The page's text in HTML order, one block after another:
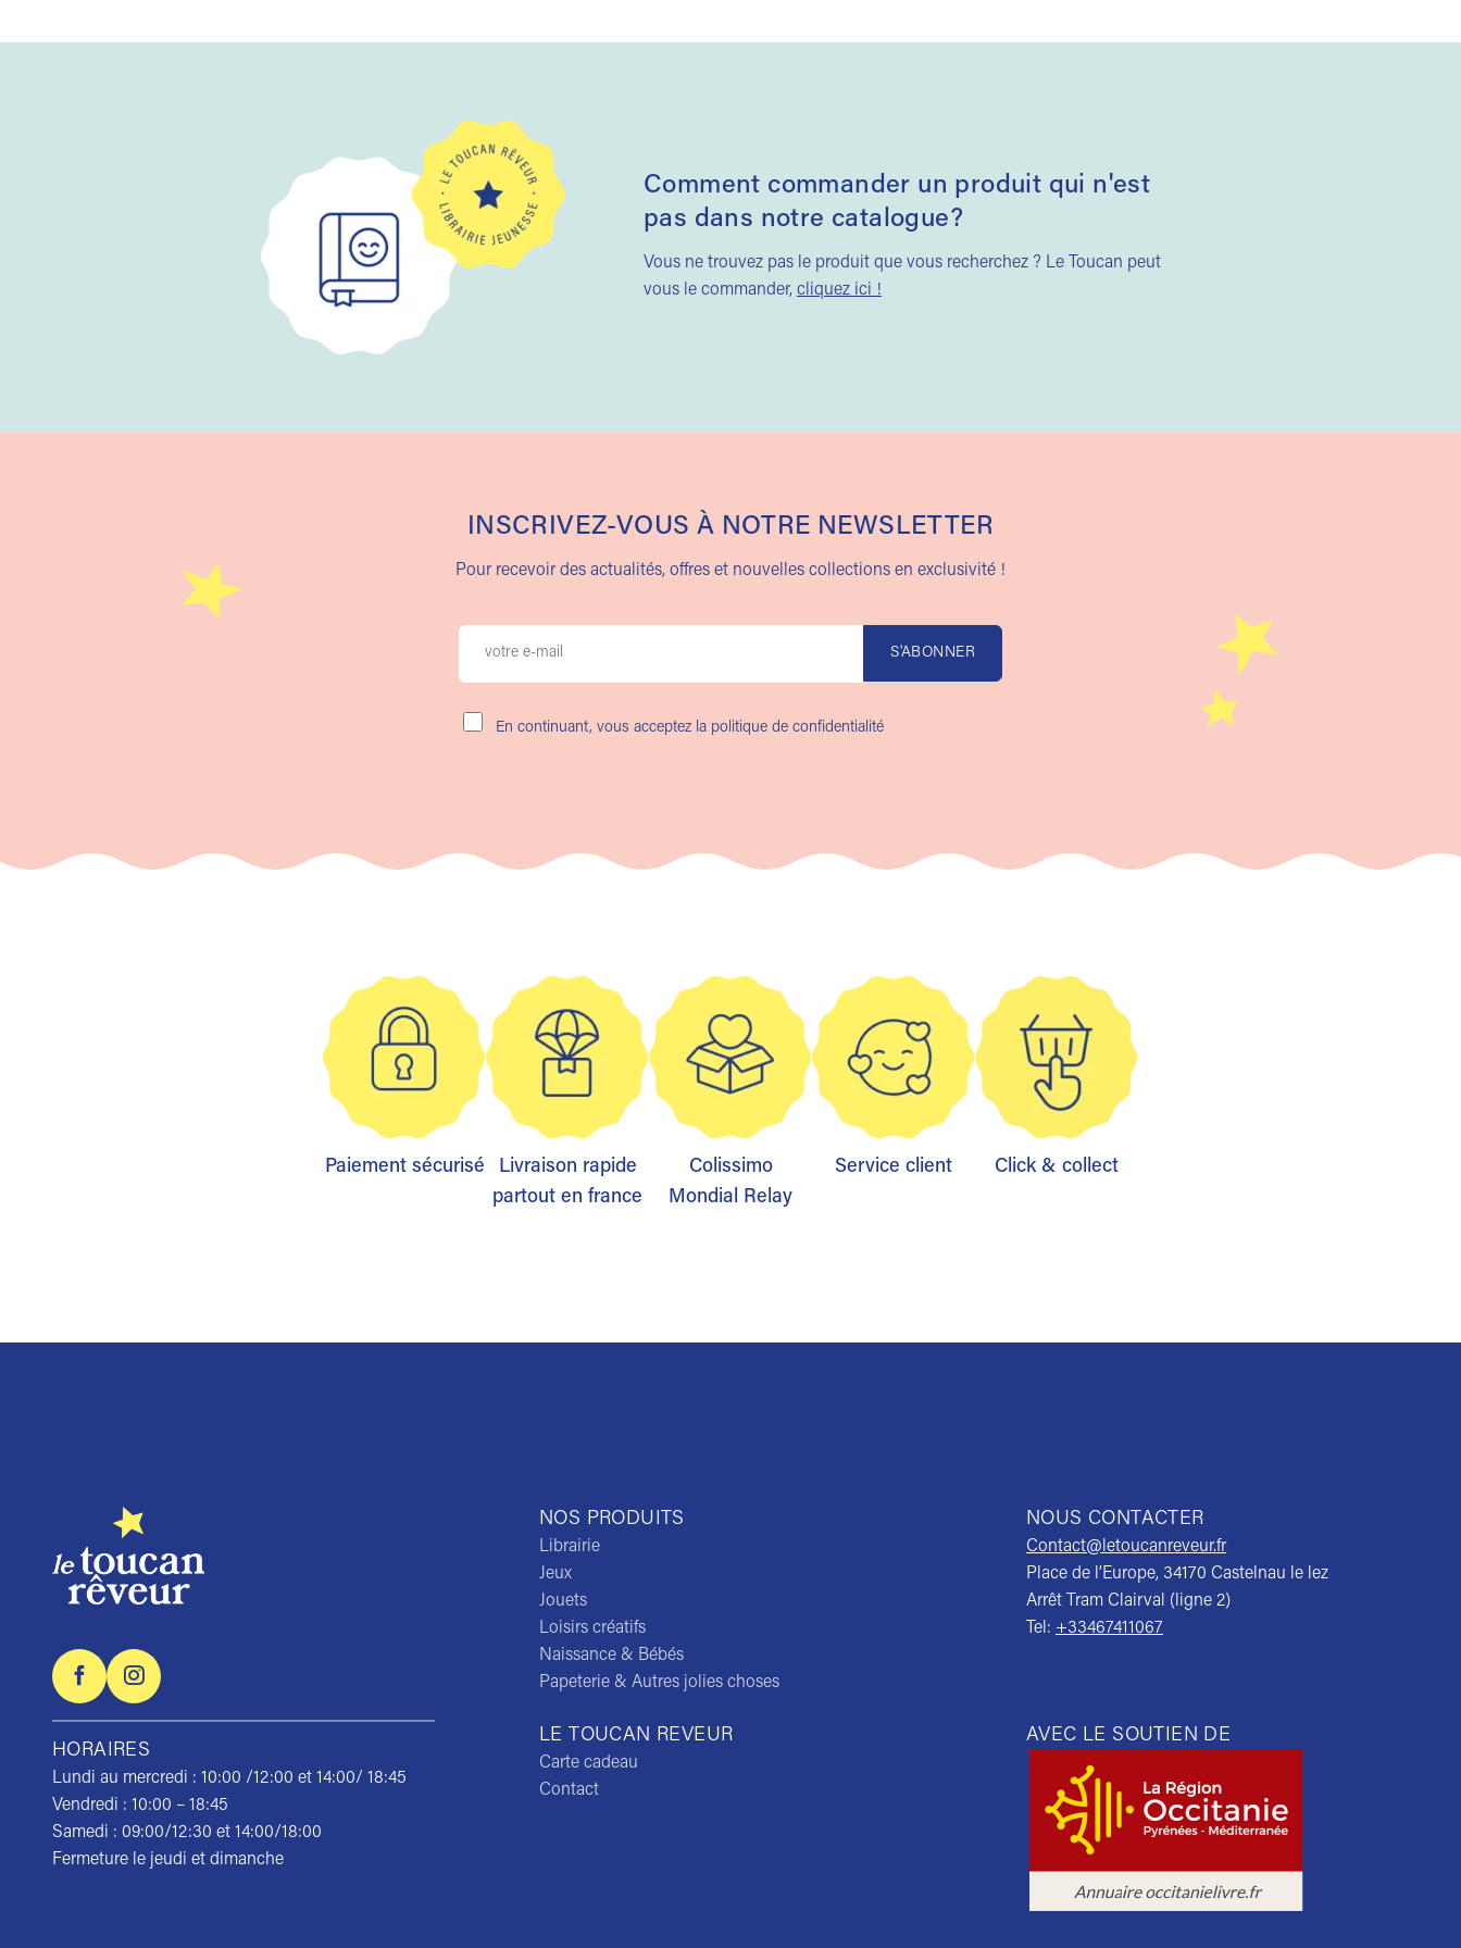
Comment commander un produit qui n'est
pas dans notre catalogue?
Vous ne trouvez pas le produit que vous recherchez ? Le Toucan peut
vous le commander, cliquez ici !
INSCRIVEZ-VOUS À NOTRE NEWSLETTER
Pour recevoir des actualités, offres et nouvelles collections en exclusivité !
En continuant, vous acceptez la politique de confidentialité
Paiement sécurisé
Livraison rapide
partout en france
Colissimo
Mondial Relay
Service client Click & collect
NOS PRODUITS
Librairie
Jeux
Jouets
Loisirs créatifs
Naissance & Bébés
Papeterie & Autres jolies choses
NOUS CONTACTER
Contact@letoucanreveur.fr
Place de l’Europe, 34170 Castelnau le lez
Arrêt Tram Clairval (ligne 2)
Tel: +33467411067
HORAIRES
Lundi au mercredi : 10:00 /12:00 et 14:00/ 18:45
Vendredi : 10:00 – 18:45
Samedi : 09:00/12:30 et 14:00/18:00
Fermeture le jeudi et dimanche
LE TOUCAN REVEUR
Carte cadeau
Contact
AVEC LE SOUTIEN DE